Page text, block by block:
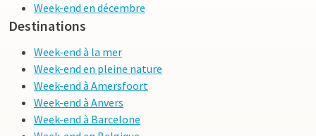
Week-end en décembre
Destinations
Week-end à la mer
Week-end en pleine nature
Week-end à Amersfoort
Week-end à Anvers
Week-end à Barcelone